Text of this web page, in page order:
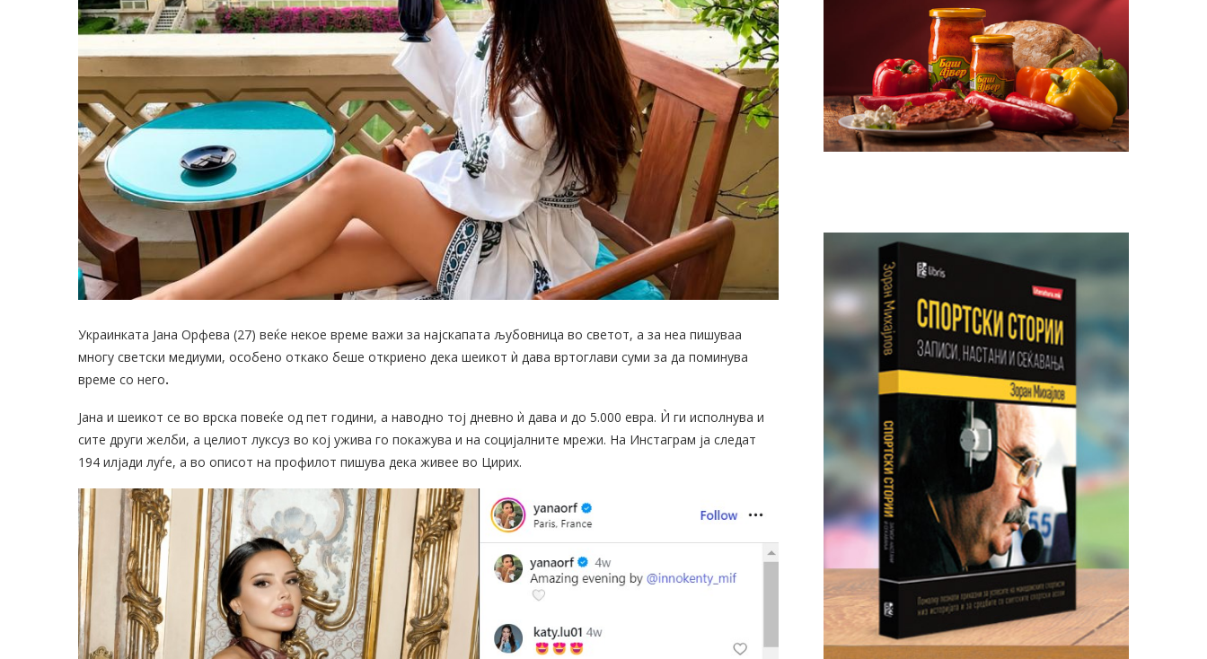
Украинката Јана Орфева (27) веќе некое време важи за најскапата љубовница во светот, а за неа пишуваа
многу светски медиуми, особено откако беше откриено дека шеикот ѝ дава вртоглави суми за да поминува
време со него.
Јана и шеикот се во врска повеќе од пет години, а наводно тој дневно ѝ дава и до 5.000 евра. Ѝ ги исполнува и
сите други желби, а целиот луксуз во кој ужива го покажува и на социјалните мрежи. На Инстаграм ја следат
194 илјади луѓе, а во описот на профилот пишува дека живее во Цирих.